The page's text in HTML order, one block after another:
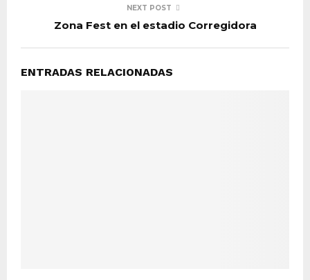
NEXT POST
Zona Fest en el estadio Corregidora
ENTRADAS RELACIONADAS